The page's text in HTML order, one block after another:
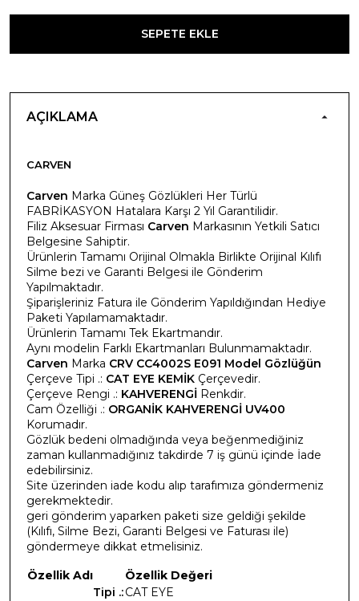
SEPETE EKLE
AÇIKLAMA
CARVEN
Carven Marka Güneş Gözlükleri Her Türlü
FABRİKASYON Hatalara Karşı 2 Yıl Garantilidir.
Filiz Aksesuar Firması Carven Markasının Yetkili Satıcı
Belgesine Sahiptir.
Ürünlerin Tamamı Orijinal Olmakla Birlikte Orijinal Kılıfı
Silme bezi ve Garanti Belgesi ile Gönderim
Yapılmaktadır.
Şiparişleriniz Fatura ile Gönderim Yapıldığından Hediye
Paketi Yapılamamaktadır.
Ürünlerin Tamamı Tek Ekartmandır.
Aynı modelin Farklı Ekartmanları Bulunmamaktadır.
Carven Marka CRV CC4002S E091 Model Gözlüğün
Çerçeve Tipi .: CAT EYE KEMİK Çerçevedir.
Çerçeve Rengi .: KAHVERENGİ Renkdir.
Cam Özelliği .: ORGANİK KAHVERENGİ UV400
Korumadır.
Gözlük bedeni olmadığında veya beğenmediğiniz
zaman kullanmadığınız takdirde 7 iş günü içinde İade
edebilirsiniz.
Site üzerinden iade kodu alıp tarafımıza göndermeniz
gerekmektedir.
geri gönderim yaparken paketi size geldiği şekilde
(Kılıfı, Silme Bezi, Garanti Belgesi ve Faturası ile)
göndermeye dikkat etmelisiniz.
Özellik Adı
Özellik Değeri
Tipi .:CAT EYE